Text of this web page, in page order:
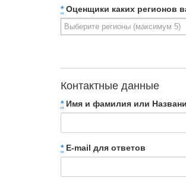
*Оценщики каких регионов
Контактные данные
*Имя и фамилия или
*E-mail для ответов